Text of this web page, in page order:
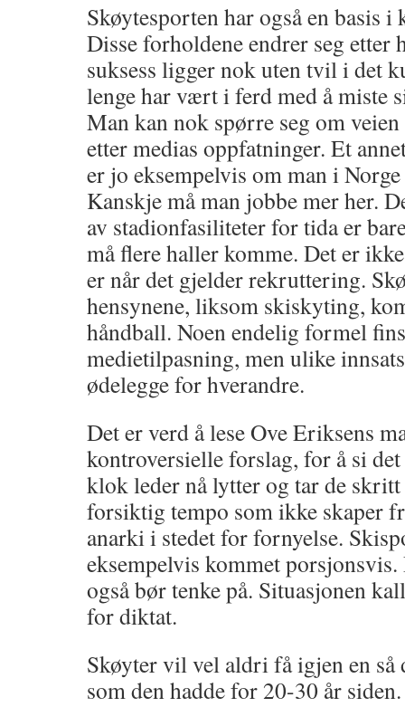
Skøytesporten har også en basis
Disse forholdene endrer seg etter
suksess ligger nok uten tvil i det
lenge har vært i ferd med å miste
Man kan nok spørre seg om veien
etter medias oppfatninger. Et
er jo eksempelvis om man i
Kanskje må man jobbe mer her.
av stadionfasiliteter for tida er
må flere haller komme. Det er
er når det gjelder rekruttering.
hensynene, liksom skiskyting,
håndball. Noen endelig formel
medietilpasning, men ulike
ødelegge for hverandre.
Det er verd å lese Ove Eriksens
kontroversielle forslag, for å si
klok leder nå lytter og tar de
forsiktig tempo som ikke skaper
anarki i stedet for fornyelse.
eksempelvis kommet
også bør tenke på. Situasjonen
for diktat.
Skøyter vil vel aldri få igjen en så
som den hadde for 20-30 år